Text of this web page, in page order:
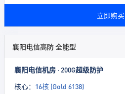
立即购买
襄阳电信高防 全能型
襄阳电信机房 · 200G超级防护
核心： 16核 (Gold 6138)